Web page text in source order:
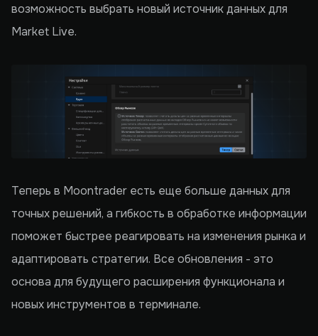
возможность выбрать новый источник данных для
Market Live.
Теперь в Moontrader есть еще больше данных для
точных решений, а гибкость в обработке информации
поможет быстрее реагировать на изменения рынка и
адаптировать стратегии. Все обновления - это
основа для будущего расширения функционала и
новых инструментов в терминале.